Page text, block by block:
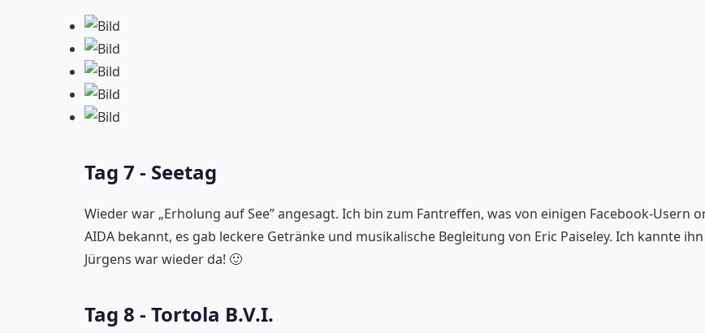
Tag 7 - Seetag
Wieder war „Erholung auf See” angesagt. Ich bin zum Fantreffen, was von einigen Facebook-Usern
AIDA bekannt, es gab leckere Getränke und musikalische Begleitung von Eric Paiseley. Ich kannte
Jürgens war wieder da! 🙂
Tag 8 - Tortola B.V.I.